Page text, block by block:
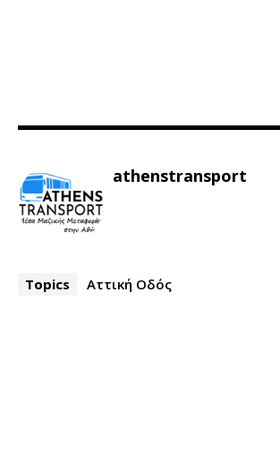
athenstransport
Topics Αττική Οδός